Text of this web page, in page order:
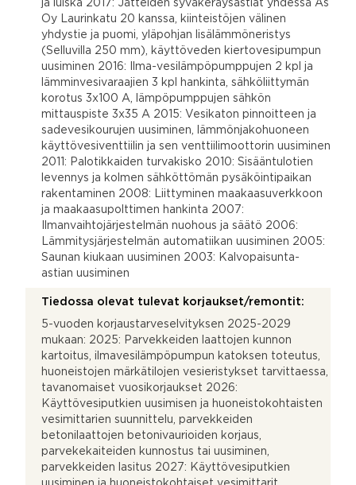
ja luiska 2017: Jätteiden syväkeräysastiat yhdessä As
Oy Laurinkatu 20 kanssa, kiinteistöjen välinen
yhdystie ja puomi, yläpohjan lisälämmöneristys
(Selluvilla 250 mm), käyttöveden kiertovesipumpun
uusiminen 2016: Ilma-vesilämpöpumppujen 2 kpl ja
lämminvesivaraajien 3 kpl hankinta, sähköliittymän
korotus 3x100 A, lämpöpumppujen sähkön
mittauspiste 3x35 A 2015: Vesikaton pinnoitteen ja
sadevesikourujen uusiminen, lämmönjakohuoneen
käyttövesiventtiilin ja sen venttiilimoottorin uusiminen
2011: Palotikkaiden turvakisko 2010: Sisääntulotien
levennys ja kolmen sähköttömän pysäköintipaikan
rakentaminen 2008: Liittyminen maakaasuverkkoon
ja maakaasupolttimen hankinta 2007:
Ilmanvaihtojärjestelmän nuohous ja säätö 2006:
Lämmitysjärjestelmän automatiikan uusiminen 2005:
Saunan kiukaan uusiminen 2003: Kalvopaisunta-
astian uusiminen
Tiedossa olevat tulevat korjaukset/remontit:
5-vuoden korjaustarveselvityksen 2025-2029
mukaan: 2025: Parvekkeiden laattojen kunnon
kartoitus, ilmavesilämpöpumpun katoksen toteutus,
huoneistojen märkätilojen vesieristykset tarvittaessa,
tavanomaiset vuosikorjaukset 2026:
Käyttövesiputkien uusimisen ja huoneistokohtaisten
vesimittarien suunnittelu, parvekkeiden
betonilaattojen betonivaurioiden korjaus,
parvekekaiteiden kunnostus tai uusiminen,
parvekkeiden lasitus 2027: Käyttövesiputkien